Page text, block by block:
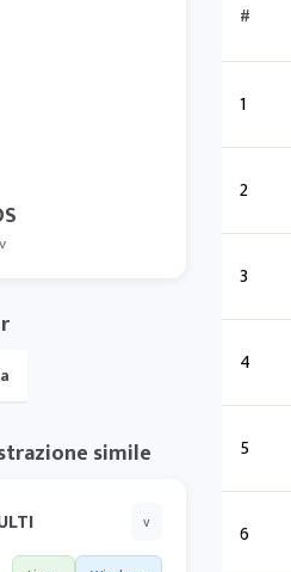
simile
v
#
1
2
3
4
5
6